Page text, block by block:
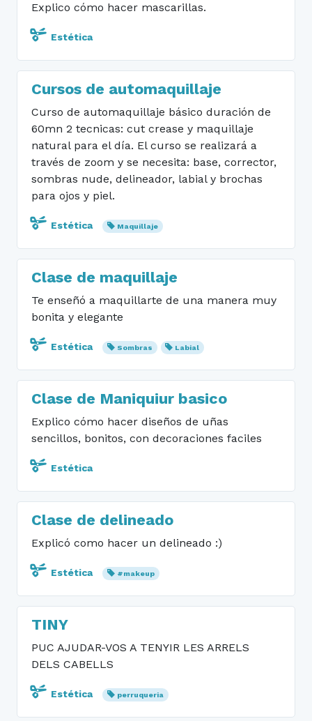
Explico cómo hacer mascarillas.
Estética
Cursos de automaquillaje
Curso de automaquillaje básico duración de
60mn 2 tecnicas: cut crease y maquillaje
natural para el día. El curso se realizará a
través de zoom y se necesita: base, corrector,
sombras nude, delineador, labial y brochas
para ojos y piel.
Estética Maquillaje
Clase de maquillaje
Te enseñó a maquillarte de una manera muy
bonita y elegante
Estética Sombras Labial
Clase de Maniquiur basico
Explico cómo hacer diseños de uñas
sencillos, bonitos, con decoraciones faciles
Estética
Clase de delineado
Explicó como hacer un delineado :)
Estética #makeup
TINY
PUC AJUDAR-VOS A TENYIR LES ARRELS
DELS CABELLS
Estética perruqueria